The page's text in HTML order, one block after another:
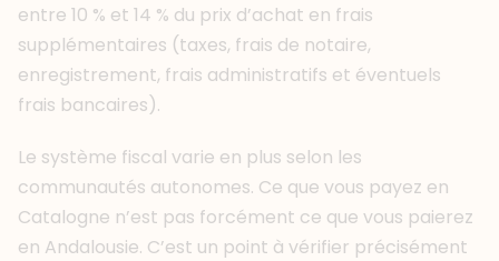
entre 10 % et 14 % du prix d’achat en frais
supplémentaires (taxes, frais de notaire,
enregistrement, frais administratifs et éventuels
frais bancaires).
Le système fiscal varie en plus selon les
communautés autonomes. Ce que vous payez en
Catalogne n’est pas forcément ce que vous paierez
en Andalousie. C’est un point à vérifier précisément